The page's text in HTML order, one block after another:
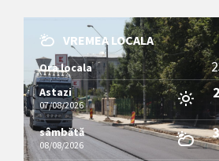
VREMEA LOCALA
Ora locala
Astazi
07/08/2026
sâmbătă
08/08/2026